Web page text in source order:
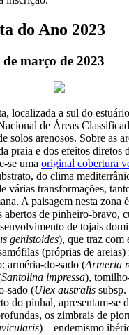
do Ano 2023
março de 2023
localizada a sul do
de Áreas
solos arenosos. Sobre as
praia e dos efeitos diretos
se uma original cobertura
do clima
várias transformações,
A paisagem nesta zona
abertos de pinheiro-bravo,
de tojais
genistoides), que traz com
(próprias de areias)
arméria-do-sado (Armeria
Santolina impressa),
sado (Ulex australis subsp.
do pinhal, apresentam-se
os zimbrais de
) – endemismo